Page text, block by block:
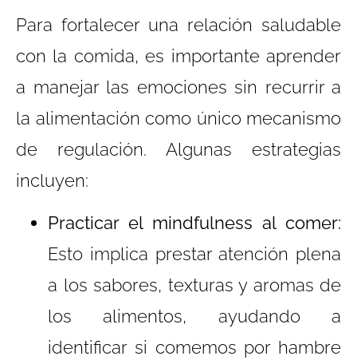
Para fortalecer una relación saludable
con la comida, es importante aprender
a manejar las emociones sin recurrir a
la alimentación como único mecanismo
de regulación. Algunas estrategias
incluyen:
Practicar el mindfulness al comer:
Esto implica prestar atención plena
a los sabores, texturas y aromas de
los alimentos, ayudando a
identificar si comemos por hambre